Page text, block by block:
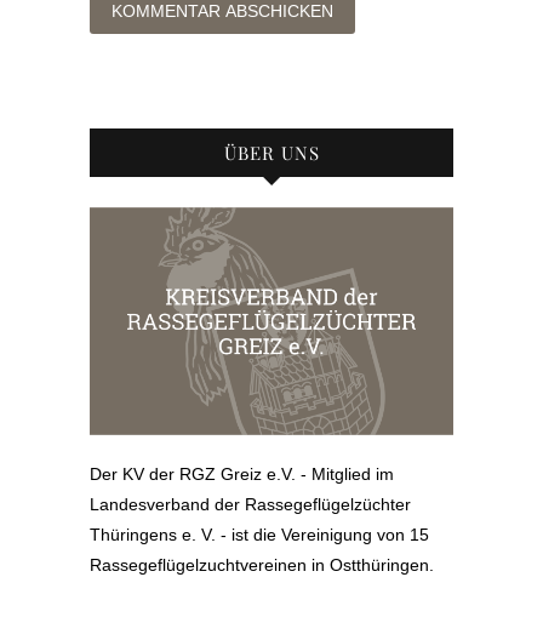
ÜBER UNS
Der KV der RGZ Greiz e.V. - Mitglied im
Landesverband der Rassegeflügelzüchter
Thüringens e. V. - ist die Vereinigung von 15
Rassegeflügelzuchtvereinen in Ostthüringen.